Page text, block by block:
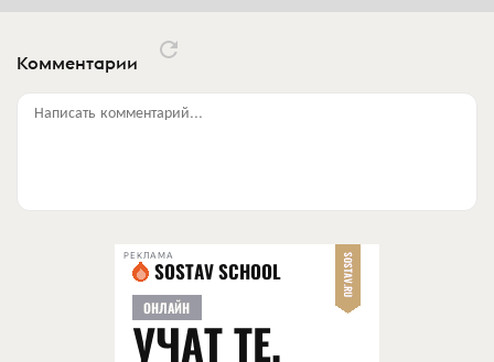
Комментарии
Написать комментарий...
РЕКЛАМА